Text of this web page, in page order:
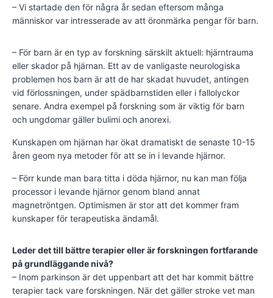
– Vi startade den för några år sedan eftersom många
människor var intresserade av att öronmärka pengar för barn.
– För barn är en typ av forskning särskilt aktuell: hjärntrauma
eller skador på hjärnan. Ett av de vanligaste neurologiska
problemen hos barn är att de har skadat huvudet, antingen
vid förlossningen, under spädbarnstiden eller i fallolyckor
senare. Andra exempel på forskning som är viktig för barn
och ungdomar gäller bulimi och anorexi.
Kunskapen om hjärnan har ökat dramatiskt de senaste 10-15
åren geom nya metoder för att se in i levande hjärnor.
– Förr kunde man bara titta i döda hjärnor, nu kan man följa
processor i levande hjärnor genom bland annat
magnetröntgen. Optimismen är stor att det kommer fram
kunskaper för terapeutiska ändamål.
Leder det till bättre terapier eller är forskningen fortfarande
på grundläggande nivå?
– Inom parkinson är det uppenbart att det har kommit bättre
terapier tack vare forskningen. När det gäller stroke vet man